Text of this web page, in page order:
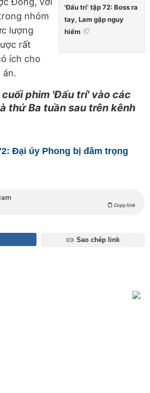
'Đấu trí' tập 72: Boss ra
tay, Lam gặp nguy
hiểm
nhóm
lượng
rất
ích cho
án.
phim 'Đấu trí' vào các
thứ Ba tuần sau trên kênh
Đại úy Phong bị đâm trọng
Copy link
Sao chép link